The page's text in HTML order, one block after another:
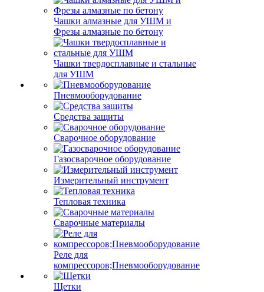
Чашки алмазные для УШМ и
Фрезы алмазные по бетону
Чашки твердосплавные и стальные
для УШМ
Пневмооборудование
Средства защиты
Сварочное оборудование
Газосварочное оборудование
Измерительный инструмент
Тепловая техника
Сварочные материалы
Реле для
компрессоров;Пневмооборудование
Щетки